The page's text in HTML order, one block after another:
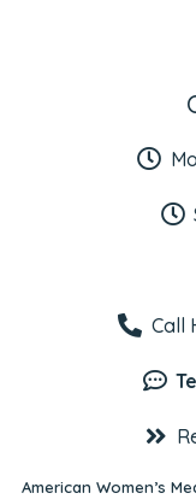
Call
American Women’s